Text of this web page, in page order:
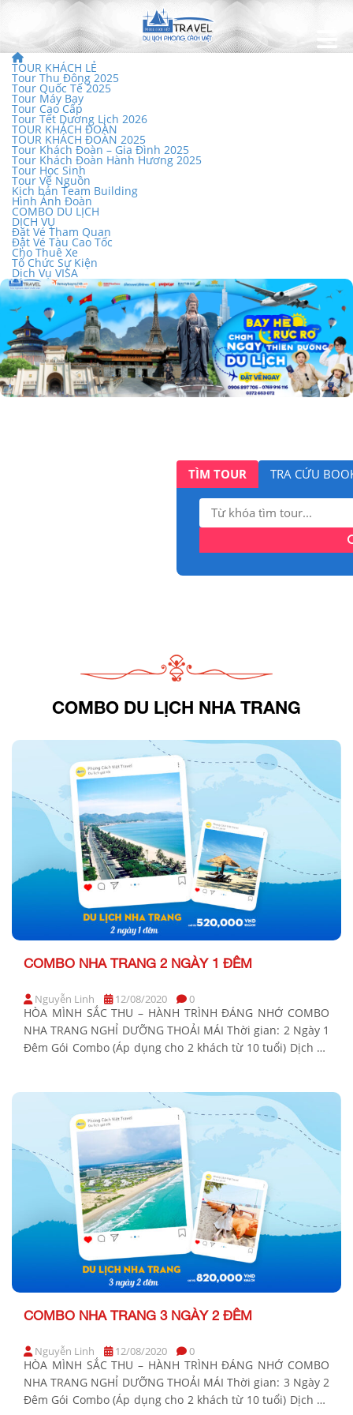
TOUR KHÁCH LẺ
Tour Thu Đông 2025
Tour Quốc Tế 2025
Tour Máy Bay
Tour Cao Cấp
Tour Tết Dương Lịch 2026
TOUR KHÁCH ĐOÀN
TOUR KHÁCH ĐOÀN 2025
Tour Khách Đoàn – Gia Đình 2025
Tour Khách Đoàn Hành Hương 2025
Tour Học Sinh
Tour Về Nguồn
Kịch bản Team Building
Hình Ảnh Đoàn
COMBO DU LỊCH
DỊCH VỤ
Đặt Vé Tham Quan
Đặt Vé Tàu Cao Tốc
Cho Thuê Xe
Tổ Chức Sự Kiện
Dịch Vụ VISA
TÌM TOUR TRA CỨU
Tìm
kiếm:
COMBO DU LỊCH NHA TRANG
COMBO NHA TRANG 2 NGÀY 1 ĐÊM
Nguyễn Linh 12/08/2020 0
HÒA MÌNH SẮC THU – HÀNH TRÌNH ĐÁNG NHỚ COMBO
NHA TRANG NGHỈ DƯỠNG THOẢI MÁI Thời gian: 2 Ngày 1
Đêm Gói Combo (Áp dụng cho 2 khách từ 10 tuổi) Dịch vụ
COMBO NHA TRANG 3 NGÀY 2 ĐÊM
Nguyễn Linh 12/08/2020 0
HÒA MÌNH SẮC THU – HÀNH TRÌNH ĐÁNG NHỚ COMBO
NHA TRANG NGHỈ DƯỠNG THOẢI MÁI Thời gian: 3 Ngày 2
Đêm Gói Combo (Áp dụng cho 2 khách từ 10 tuổi) Dịch vụ